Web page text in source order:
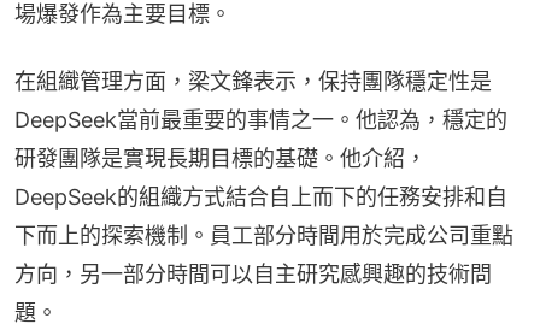
場爆發作為主要目標。
在組織管理方面，梁文鋒表示，保持團隊穩定性是
DeepSeek當前最重要的事情之一。他認為，穩定的
研發團隊是實現長期目標的基礎。他介紹，
DeepSeek的組織方式結合自上而下的任務安排和自
下而上的探索機制。員工部分時間用於完成公司重點
方向，另一部分時間可以自主研究感興趣的技術問
題。